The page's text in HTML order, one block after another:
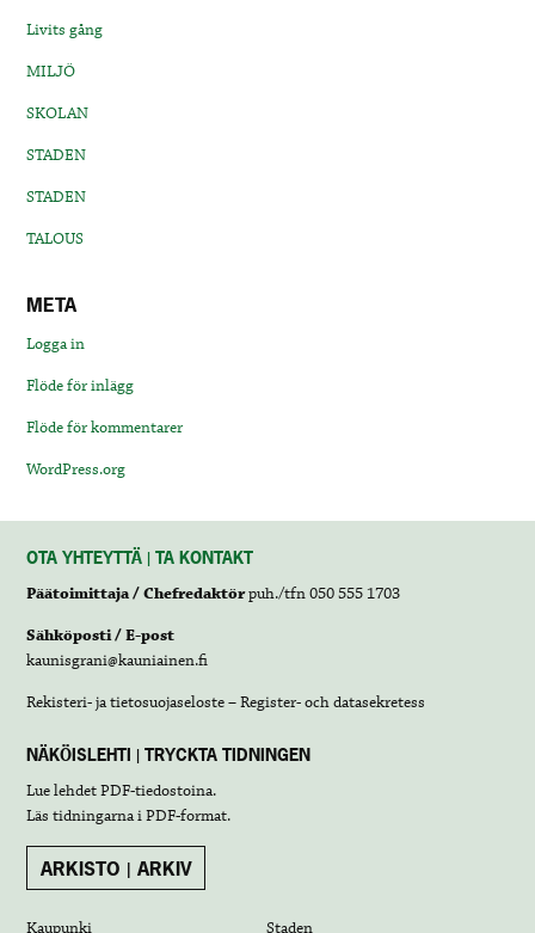
Livits gång
MILJÖ
SKOLAN
STADEN
STADEN
TALOUS
META
Logga in
Flöde för inlägg
Flöde för kommentarer
WordPress.org
OTA YHTEYTTÄ | TA KONTAKT
Päätoimittaja / Chefredaktörpuh./tfn 050 555 1703
Sähköposti / E-post
kaunisgrani@kauniainen.fi
Rekisteri- ja tietosuojaseloste – Register- och datasekretess
NÄKÖISLEHTI | TRYCKTA TIDNINGEN
Lue lehdetPDF-tiedostoina.
Läs tidningarna iPDF-format.
ARKISTO | ARKIV
Kaupunki Staden